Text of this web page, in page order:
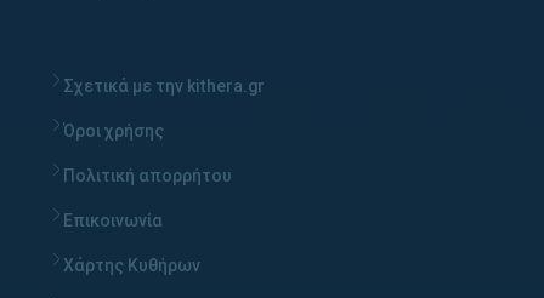
Σχετικά με την kithera.gr
Όροι χρήσης
Πολιτική απορρήτου
Επικοινωνία
Χάρτης Κυθήρων